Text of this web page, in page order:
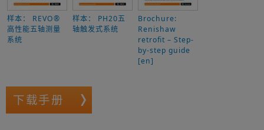
样本： REVO®
高性能五轴测量
系统
样本： PH20五
轴触发式系统
Brochure:
Renishaw
retrofit – Step-
by-step guide
[en]
下载手册